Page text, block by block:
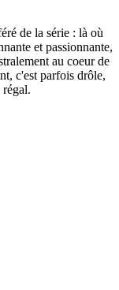
de la série : là où
et passionnante,
au coeur de
c'est parfois drôle,